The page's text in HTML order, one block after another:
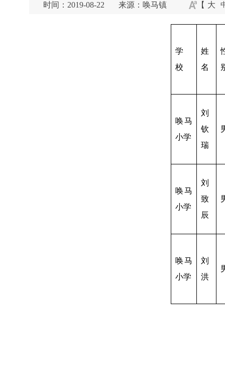
时间：2019-08-22 来源：唤马镇 【 大
学
校
姓
名
唤马
小学
刘
钦
瑞
唤马
小学
刘
致
辰
唤马
小学
刘
洪